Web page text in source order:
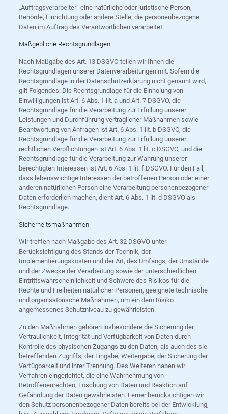
„Auftragsverarbeiter“ eine natürliche oder juristische Person,
Behörde, Einrichtung oder andere Stelle, die personenbezogene
Daten im Auftrag des Verantwortlichen verarbeitet.
Maßgebliche Rechtsgrundlagen
Nach Maßgabe des Art. 13 DSGVO teilen wir Ihnen die
Rechtsgrundlagen unserer Datenverarbeitungen mit. Sofern die
Rechtsgrundlage in der Datenschutzerklärung nicht genannt wird,
gilt Folgendes: Die Rechtsgrundlage für die Einholung von
Einwilligungen ist Art. 6 Abs. 1 lit. a und Art. 7 DSGVO, die
Rechtsgrundlage für die Verarbeitung zur Erfüllung unserer
Leistungen und Durchführung vertraglicher Maßnahmen sowie
Beantwortung von Anfragen ist Art. 6 Abs. 1 lit. b DSGVO, die
Rechtsgrundlage für die Verarbeitung zur Erfüllung unserer
rechtlichen Verpflichtungen ist Art. 6 Abs. 1 lit. c DSGVO, und die
Rechtsgrundlage für die Verarbeitung zur Wahrung unserer
berechtigten Interessen ist Art. 6 Abs. 1 lit. f DSGVO. Für den Fall,
dass lebenswichtige Interessen der betroffenen Person oder einer
anderen natürlichen Person eine Verarbeitung personenbezogener
Daten erforderlich machen, dient Art. 6 Abs. 1 lit. d DSGVO als
Rechtsgrundlage.
Sicherheitsmaßnahmen
Wir treffen nach Maßgabe des Art. 32 DSGVO unter
Berücksichtigung des Stands der Technik, der
Implementierungskosten und der Art, des Umfangs, der Umstände
und der Zwecke der Verarbeitung sowie der unterschiedlichen
Eintrittswahrscheinlichkeit und Schwere des Risikos für die
Rechte und Freiheiten natürlicher Personen, geeignete technische
und organisatorische Maßnahmen, um ein dem Risiko
angemessenes Schutzniveau zu gewährleisten.
Zu den Maßnahmen gehören insbesondere die Sicherung der
Vertraulichkeit, Integrität und Verfügbarkeit von Daten durch
Kontrolle des physischen Zugangs zu den Daten, als auch des sie
betreffenden Zugriffs, der Eingabe, Weitergabe, der Sicherung der
Verfügbarkeit und ihrer Trennung. Des Weiteren haben wir
Verfahren eingerichtet, die eine Wahrnehmung von
Betroffenenrechten, Löschung von Daten und Reaktion auf
Gefährdung der Daten gewährleisten. Ferner berücksichtigen wir
den Schutz personenbezogener Daten bereits bei der Entwicklung,